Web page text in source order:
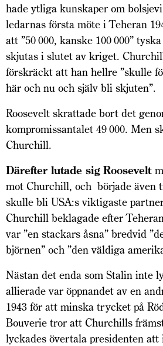
hade ytliga kunskaper om
ledarnas första möte i Teheran
att ”50 000, kanske 100 000”
skjutas i slutet av kriget.
förskräckt att han hellre ”skulle
här och nu och själv bli skjuten”.
Roosevelt skrattade bort det
kompromissantalet 49 000. Men
Churchill.
Därefter lutade sig Roosevelt
mot Churchill, och började även
skulle bli USA:s viktigaste
Churchill beklagade efter
var ”en stackars åsna” bredvid
björnen” och ”den väldiga
Nästan det enda som Stalin inte
allierade var öppnandet av en
1943 för att minska trycket på
Bouverie tror att Churchills
lyckades övertala presidenten att